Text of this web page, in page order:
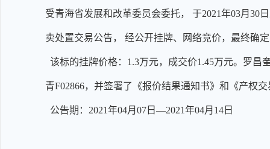
受青海省发展和改革委员会委托， 于2021年03月30
卖处置交易公告， 经公开挂牌、网络竞价，最终确
该标的挂牌价格：1.3万元，成交价1.45万元。罗
青F02866，并签署了《报价结果通知书》和《产权
公告期：2021年04月07日—2021年04月14日